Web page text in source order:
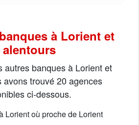
à Lorient et
alentours
autres banques à Lorient et
avons trouvé 20 agences
ci-dessous.
Lorient où proche de Lorient